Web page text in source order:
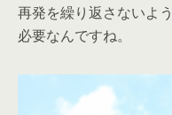
再発を繰り返さないよ
必要なんですね。